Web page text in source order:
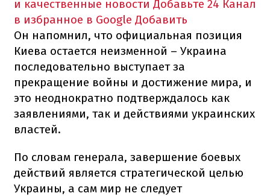
и качественные новости Добавьте 24 Канал
в избранное в Google Добавить
Он напомнил, что официальная позиция
Киева остается неизменной – Украина
последовательно выступает за
прекращение войны и достижение мира, и
это неоднократно подтверждалось как
заявлениями, так и действиями украинских
властей.
По словам генерала, завершение боевых
действий является стратегической целью
Украины, а сам мир не следует